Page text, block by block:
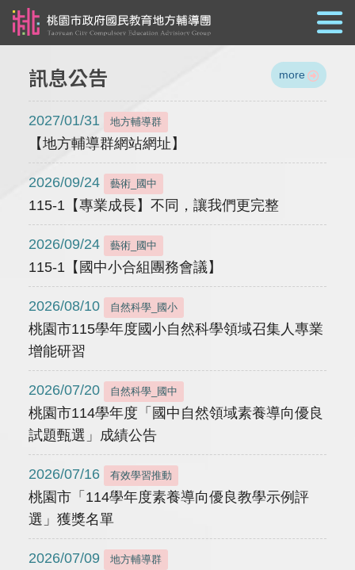
訊息公告 more
2027/01/31 地方輔導群
【地方輔導群網站網址】
2026/09/24 藝術_國中
115-1【專業成長】不同，讓我們更完整
2026/09/24 藝術_國中
115-1【國中小合組團務會議】
2026/08/10 自然科學_國小
桃園市115學年度國小自然科學領域召集人專業
增能研習
2026/07/20 自然科學_國中
桃園市114學年度「國中自然領域素養導向優良
試題甄選」成績公告
2026/07/16 有效學習推動
桃園市「114學年度素養導向優良教學示例評
選」獲獎名單
2026/07/09 地方輔導群